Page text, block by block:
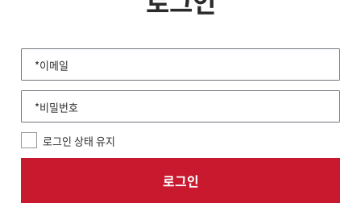
*이메일
*비밀번호
로그인 상태 유지
로그인